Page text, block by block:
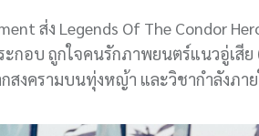
ส่ง Legends Of The Condor
กอบ ถูกใจคนรักภาพยนตร์แนวอู่เสีย
กสงครามบนทุ่งหญ้า และวิชากำลังภ